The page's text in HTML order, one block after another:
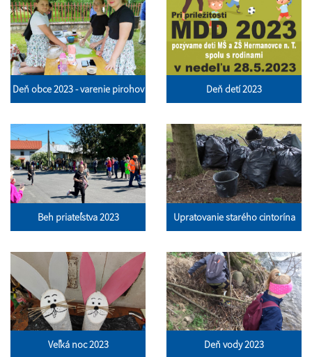
Deň obce 2023 - varenie pirohov Deň detí 2023
Beh priateľstva 2023 Upratovanie starého cintorína
Veľká noc 2023 Deň vody 2023